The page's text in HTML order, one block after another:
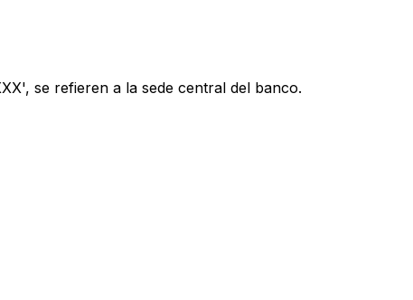
se refieren a la sede central del banco.